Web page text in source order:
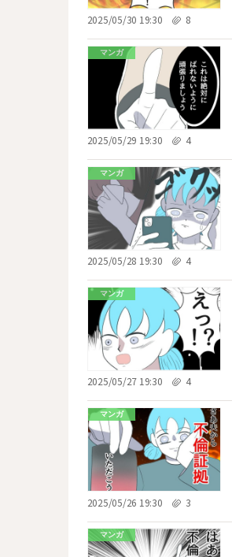
2025/05/30 19:30 8
マンガ
2025/05/29 19:30 4
マンガ
2025/05/28 19:30 4
マンガ
2025/05/27 19:30 4
マンガ
2025/05/26 19:30 3
マンガ